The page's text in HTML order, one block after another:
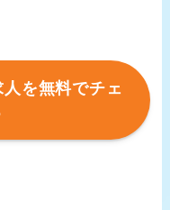
を無料でチェ